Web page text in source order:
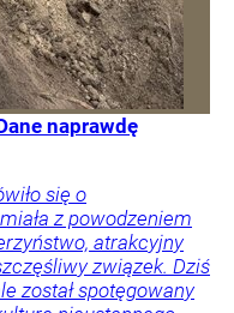
naprawdę
się o
z powodzeniem
atrakcyjny
związek. Dziś
został spotęgowany